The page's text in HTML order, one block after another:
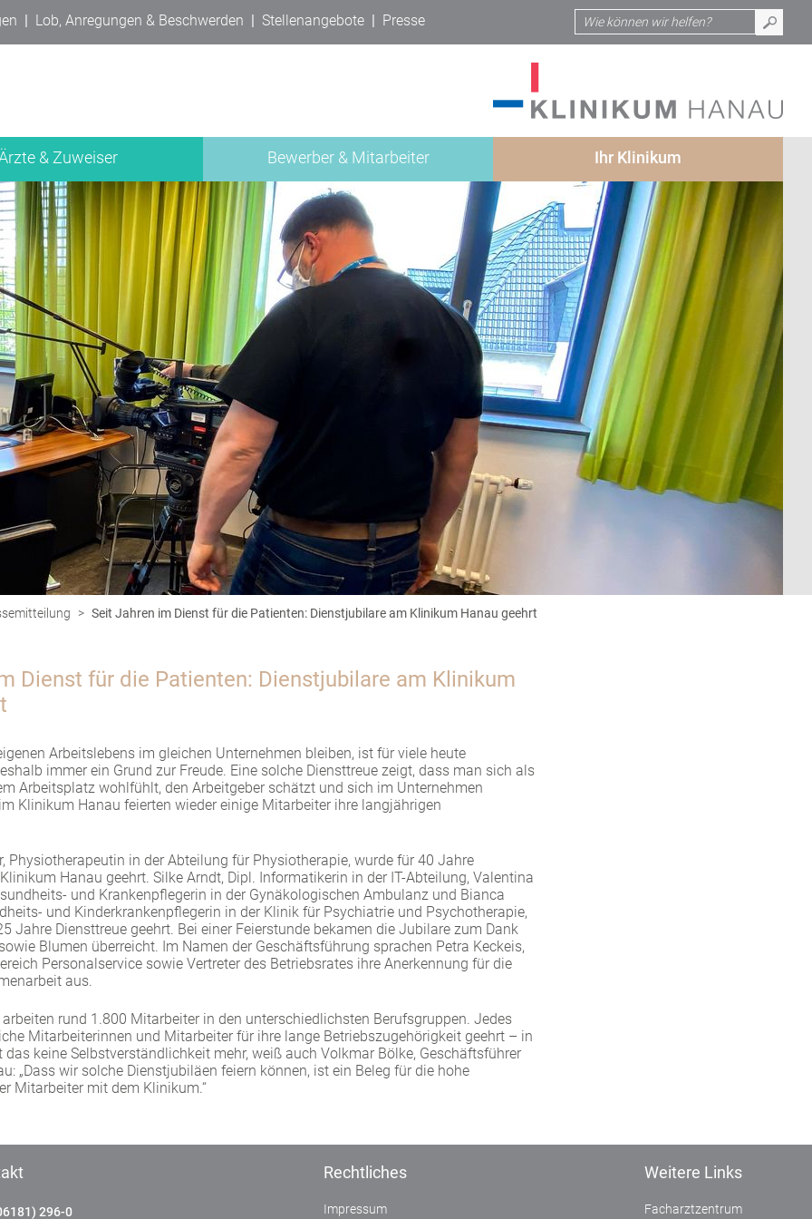
| Lob, Anregungen & Beschwerden | Stellenangebote | Presse
& Zuweiser Bewerber & Mitarbeiter Ihr Klinikum
> Seit Jahren im Dienst für die Patienten: Dienstjubilare am Klinikum Hanau geehrt
Dienst für die Patienten: Dienstjubilare am Klinikum
Arbeitslebens im gleichen Unternehmen bleiben, ist für viele heute
immer ein Grund zur Freude. Eine solche Diensttreue zeigt, dass man sich als
Arbeitsplatz wohlfühlt, den Arbeitgeber schätzt und sich im Unternehmen
Klinikum Hanau feierten wieder einige Mitarbeiter ihre langjährigen
Physiotherapeutin in der Abteilung für Physiotherapie, wurde für 40 Jahre
Hanau geehrt. Silke Arndt, Dipl. Informatikerin in der IT-Abteilung, Valentina
und Krankenpflegerin in der Gynäkologischen Ambulanz und Bianca
und Kinderkrankenpflegerin in der Klinik für Psychiatrie und Psychotherapie,
Jahre Diensttreue geehrt. Bei einer Feierstunde bekamen die Jubilare zum Dank
Blumen überreicht. Im Namen der Geschäftsführung sprachen Petra Keckeis,
Personalservice sowie Vertreter des Betriebsrates ihre Anerkennung für die
aus.
rund 1.800 Mitarbeiter in den unterschiedlichsten Berufsgruppen. Jedes
Mitarbeiterinnen und Mitarbeiter für ihre lange Betriebszugehörigkeit geehrt – in
das keine Selbstverständlichkeit mehr, weiß auch Volkmar Bölke, Geschäftsführer
„Dass wir solche Dienstjubiläen feiern können, ist ein Beleg für die hohe
Mitarbeiter mit dem Klinikum.“
296-0
Rechtliches
Impressum
Weitere Links
Facharztzentrum